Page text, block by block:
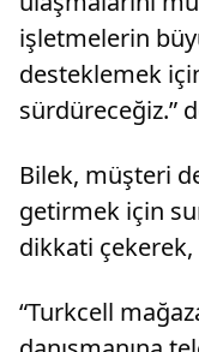
işletmelerin
desteklemek
sürdüreceğiz.”
Bilek, müşteri
getirmek için
dikkati çekerek,
“Turkcell